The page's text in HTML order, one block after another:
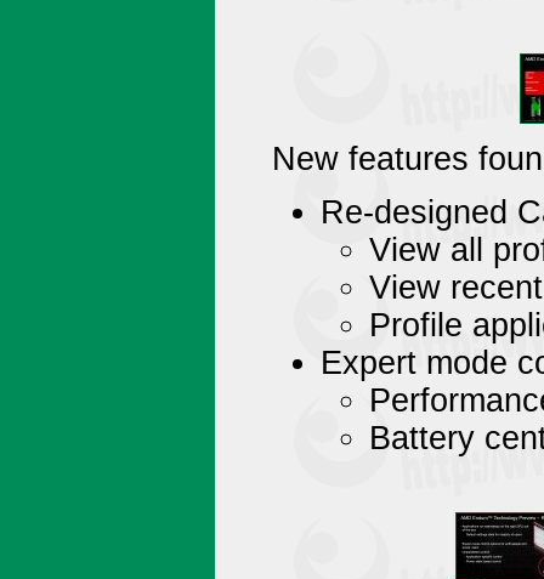
New features
Re-designed
View all
View
Profile
Expert mode
Battery